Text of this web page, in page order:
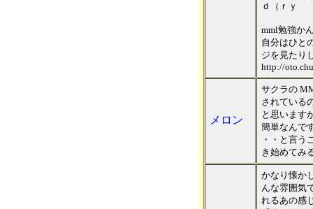
ｄ（ｒｙ
mml勉強か
自分はひと
ジを見たり
http://
メロン
サクラの
されている
と思います
簡単なんで
・・と言う
き始めてみ
かなり懐か
んな雰囲気
れるあの感